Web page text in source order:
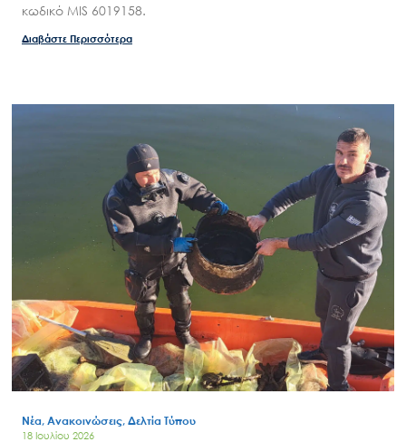
κωδικό MIS 6019158.
Διαβάστε Περισσότερα
Νέα, Ανακοινώσεις, Δελτία Τύπου
18 Ιουλίου 2026